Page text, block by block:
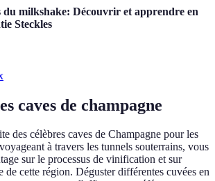
du milkshake: Découvrir et apprendre en
Steckles
caves de champagne
des célèbres caves de Champagne pour les
à travers les tunnels souterrains, vous
sur le processus de vinification et sur
de cette région. Déguster différentes cuvées en